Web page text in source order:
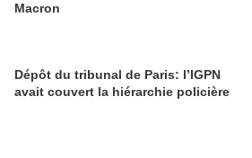
Macron
Dépôt du tribunal de Paris: l’IGPN
avait couvert la hiérarchie policière